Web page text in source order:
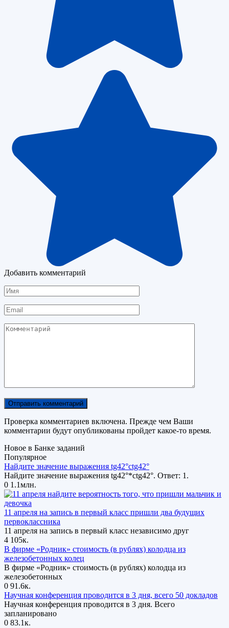
Добавить комментарий
Имя
Email
Комментарий
Проверка комментариев включена. Прежде чем Ваши
комментарии будут опубликованы пройдет какое-то время.
Новое в Банке заданий
Популярное
Найдите значение выражения tg42°ctg42°
Найдите значение выражения tg42°*ctg42°. Ответ: 1.
0 1.1млн.
11 апреля на запись в первый класс пришли два будущих
первоклассника
11 апреля на запись в первый класс независимо друг
4 105к.
В фирме «Родник» стоимость (в рублях) колодца из
железобетонных колец
В фирме «Родник» стоимость (в рублях) колодца из
железобетонных
0 91.6к.
Научная конференция проводится в 3 дня, всего 50 докладов
Научная конференция проводится в 3 дня. Всего
запланировано
0 83.1к.